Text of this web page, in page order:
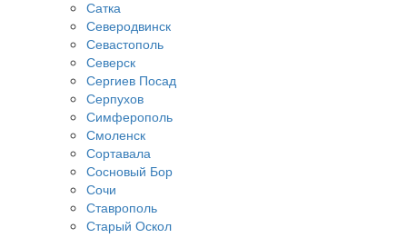
Сатка
Северодвинск
Севастополь
Северск
Сергиев Посад
Серпухов
Симферополь
Смоленск
Сортавала
Сосновый Бор
Сочи
Ставрополь
Старый Оскол